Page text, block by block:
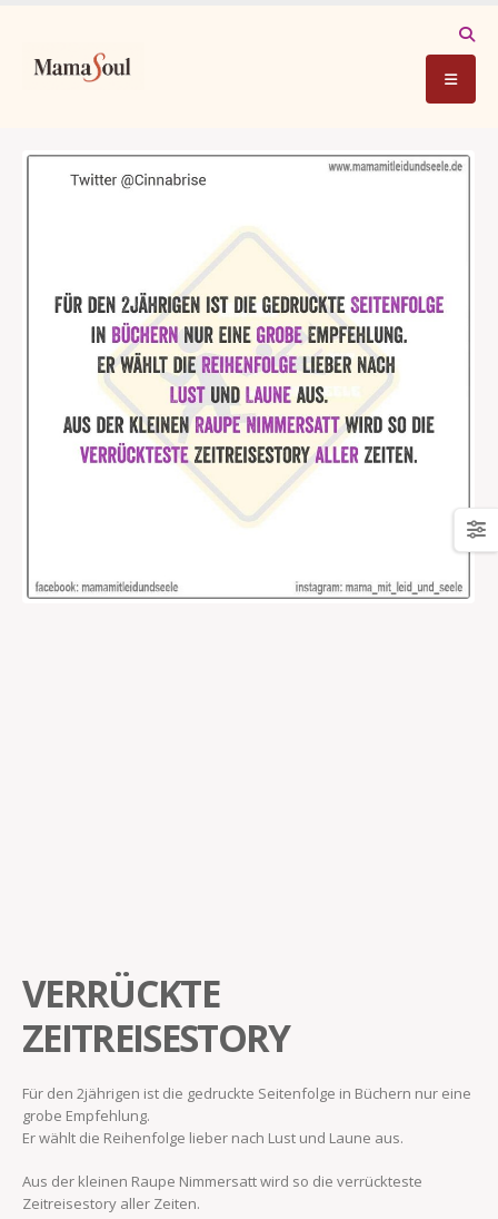
VERRÜCKTE
ZEITREISESTORY
Für den 2jährigen ist die gedruckte Seitenfolge in Büchern nur eine
grobe Empfehlung.
Er wählt die Reihenfolge lieber nach Lust und Laune aus.
Aus der kleinen Raupe Nimmersatt wird so die verrückteste
Zeitreisestory aller Zeiten.